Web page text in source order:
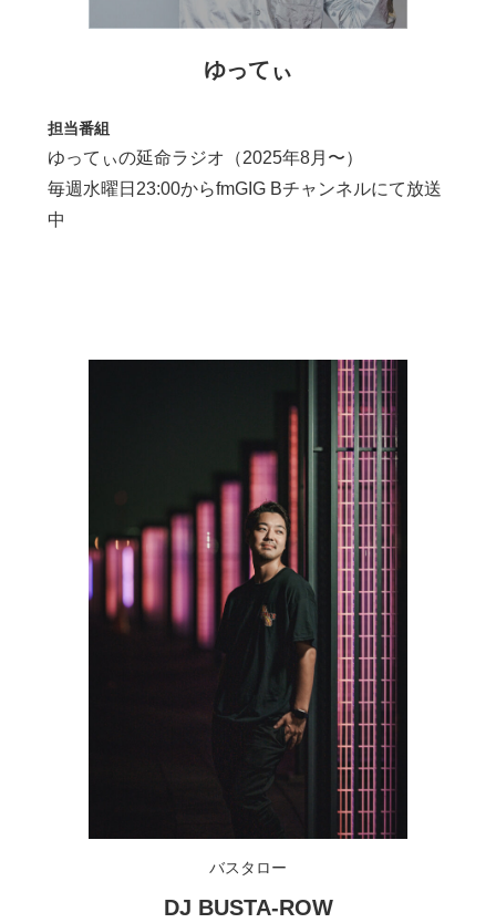
ゆってぃ
担当番組
ゆってぃの延命ラジオ（2025年8月〜）
毎週水曜日23:00からfmGIG Bチャンネルにて放送
中
バスタロー
DJ BUSTA-ROW